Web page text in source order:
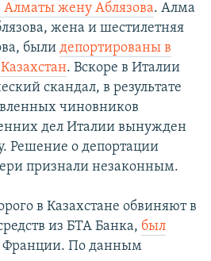
Алматы жену Аблязова. Алма
жена и шестилетняя
были депортированы в
. Вскоре в Италии
скандал, в результате
чиновников
дел Италии вынужден
Решение о депортации
признали незаконным.
в Казахстане обвиняют в
из БТА Банка, был
Франции. По данным